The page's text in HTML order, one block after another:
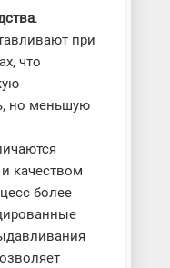
.
при
что
но меньшую
качеством
более